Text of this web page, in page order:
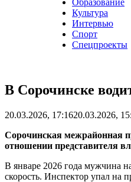
Образование
Культура
Интервью
Спорт
Спецпроекты
В Сорочинске
20.03.2026, 17:1620.03.2026,
Сорочинская межрайонная
отношении представителя
В январе 2026 года мужчина
скорость. Инспектор упал на